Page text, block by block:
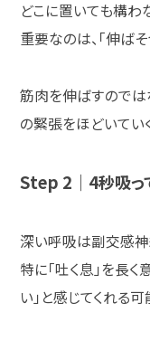
どこに置いても構わ
重要なのは、「伸ばそ
筋肉を伸ばすのでは
の緊張をほどいてい
Step 2｜4秒吸っ
深い呼吸は副交感神
特に「吐く息」を長
い」と感じてくれる